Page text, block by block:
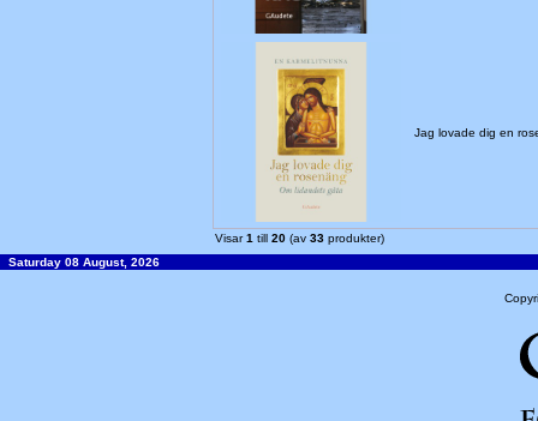
Jag lovade dig en
Visar1 till 20 (av 33 produkter)
Saturday 08 August, 2026